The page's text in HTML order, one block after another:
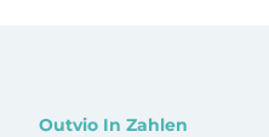
Outvio In Zahlen